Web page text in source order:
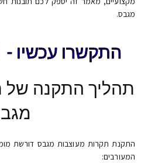
מגבס.
התקשרו עכשיו - 050-8090231
תהליך התקנה של
התקנת תקרות מעוצבות מגבס דורשת
המעורבים: